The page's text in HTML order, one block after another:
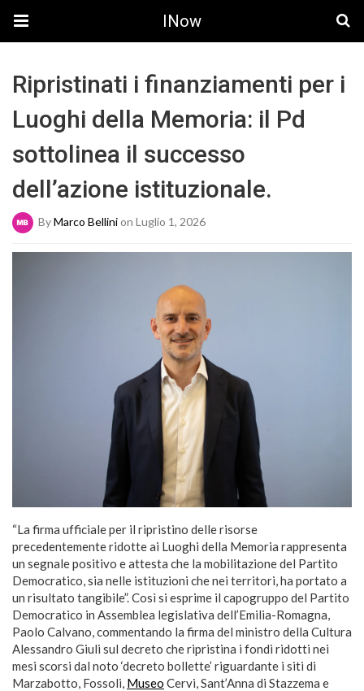
INow
Ripristinati i finanziamenti per i
Luoghi della Memoria: il Pd
sottolinea il successo
dell’azione istituzionale.
ByMarco Bellinion Luglio 1, 2026
“La firma ufficiale per il ripristino delle risorse
precedentemente ridotte ai Luoghi della Memoria rappresenta
un segnale positivo e attesta che la mobilitazione del Partito
Democratico, sia nelle istituzioni che nei territori, ha portato a
un risultato tangibile”. Così si esprime il capogruppo del Partito
Democratico in Assemblea legislativa dell’Emilia-Romagna,
Paolo Calvano, commentando la firma del ministro della Cultura
Alessandro Giuli sul decreto che ripristina i fondi ridotti nei
mesi scorsi dal noto ‘decreto bollette’ riguardante i siti di
Marzabotto, Fossoli, Museo Cervi, Sant’Anna di Stazzema e